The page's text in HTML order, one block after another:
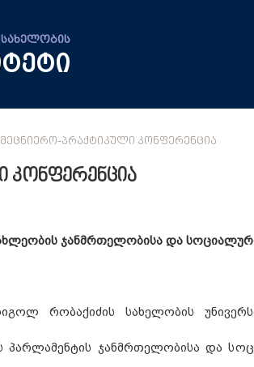
ᲞᲠᲐᲥᲢᲘᲙᲣᲚᲘ ᲙᲝᲜᲤᲔᲠᲔᲜᲪᲘᲐ
კონფერენცია
ჯანმრთელობისა და
რობაქიძის სახელობის
პარლამენტის ჯანმრთელობისა და